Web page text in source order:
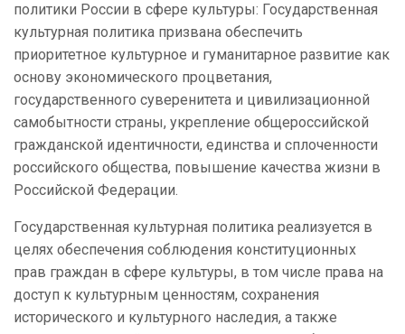
политики России в сфере культуры: Государственная
культурная политика призвана обеспечить
приоритетное культурное и гуманитарное развитие как
основу экономического процветания,
государственного суверенитета и цивилизационной
самобытности страны, укрепление общероссийской
гражданской идентичности, единства и сплоченности
российского общества, повышение качества жизни в
Российской Федерации.
Государственная культурная политика реализуется в
целях обеспечения соблюдения конституционных
прав граждан в сфере культуры, в том числе права на
доступ к культурным ценностям, сохранения
исторического и культурного наследия, а также